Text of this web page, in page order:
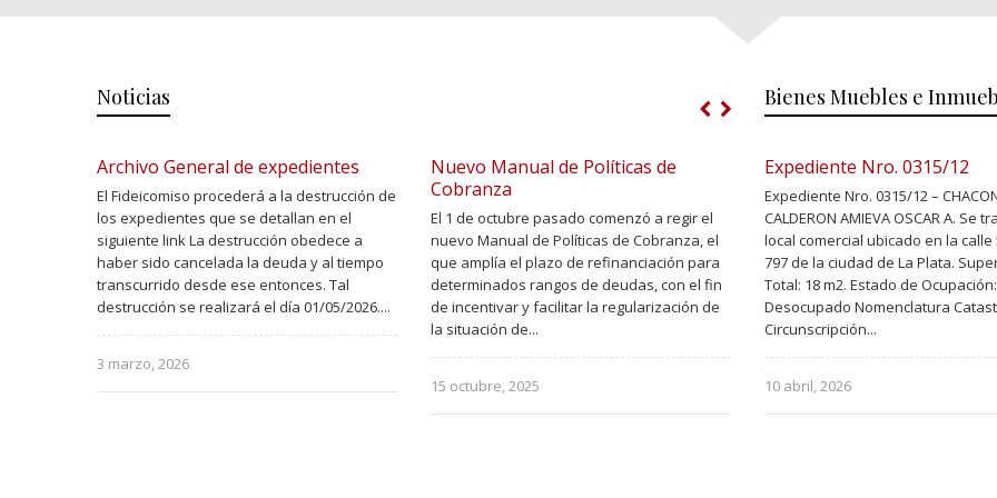
Noticias
Archivo General de expedientes
El Fideicomiso procederá a la destrucción de
los expedientes que se detallan en el
siguiente link La destrucción obedece a
haber sido cancelada la deuda y al tiempo
transcurrido desde ese entonces. Tal
destrucción se realizará el día 01/05/2026....
3 marzo, 2026
Nuevo Manual de Políticas de
Cobranza
El 1 de octubre pasado comenzó a regir el
nuevo Manual de Políticas de Cobranza, el
que amplía el plazo de refinanciación para
determinados rangos de deudas, con el fin
de incentivar y facilitar la regularización de
la situación de...
15 octubre, 2025
Nuevo Programa de
de Deudas – Vigencia hasta
30/09/2025
El 1 de julio pasado comenzó a
Nuevo Programa de
Deudas. El mismo establece
beneficiosas con el fin de
facilitar la regularización de la
Bienes Muebles e
Expediente Nro. 0315/12
Expediente Nro. 0315/12 –
CALDERON AMIEVA OSCAR A. Se
local comercial ubicado en la calle
797 de la ciudad de La Plata.
Total: 18 m2. Estado de Ocupación:
Desocupado Nomenclatura
Circunscripción...
10 abril, 2026